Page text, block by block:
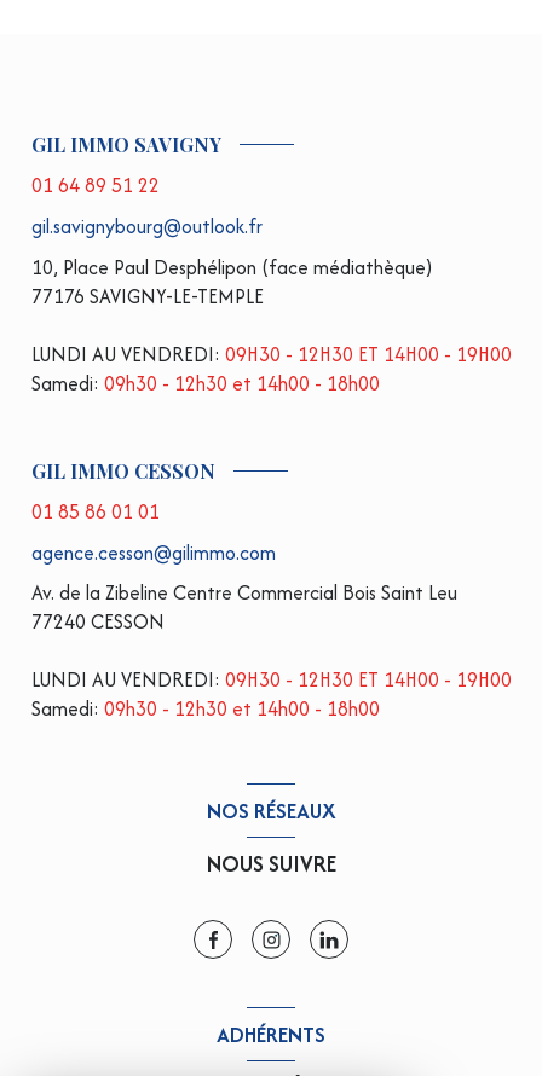
GIL IMMO SAVIGNY
01 64 89 51 22
gil.savignybourg@outlook.fr
10, Place Paul Desphélipon (face médiathèque)
77176 SAVIGNY-LE-TEMPLE
LUNDI AU VENDREDI: 09H30 - 12H30 ET 14H00 - 19H00
Samedi: 09h30 - 12h30 et 14h00 - 18h00
GIL IMMO CESSON
01 85 86 01 01
agence.cesson@gilimmo.com
Av. de la Zibeline Centre Commercial Bois Saint Leu
77240 CESSON
LUNDI AU VENDREDI: 09H30 - 12H30 ET 14H00 - 19H00
Samedi: 09h30 - 12h30 et 14h00 - 18h00
NOS RÉSEAUX
NOUS SUIVRE
ADHÉRENTS